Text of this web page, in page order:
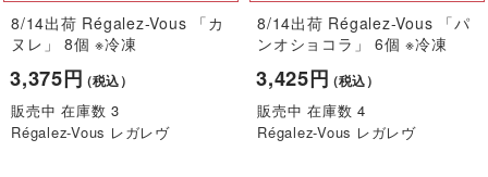
8/14出荷 Régalez-Vous 「カ
ヌレ」 8個 ※冷凍
3,375円（税込）
販売中 在庫数 3
Régalez-Vous レガレヴ
8/14出荷 Régalez-Vous 「パ
ンオショコラ」 6個 ※冷凍
3,425円（税込）
販売中 在庫数 4
Régalez-Vous レガレヴ